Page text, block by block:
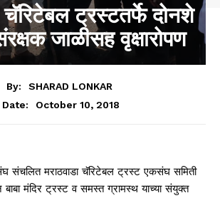
चॅरिटेबल ट्रस्टतर्फे दोनशे
जाळीसह वृक्षारोपण
By:
SHARAD LONKAR
Date:
October 10, 2018
संचलित मराठवाडा चॅरिटेबल ट्रस्ट एकसंघ समिती
मंदिर ट्रस्ट व समस्त ग्रामस्थ याच्या संयुक्त